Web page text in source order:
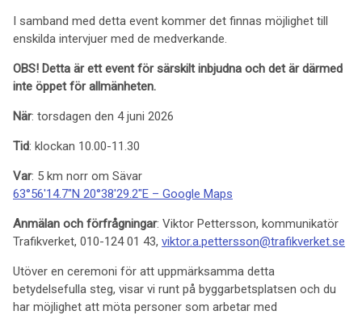
I samband med detta event kommer det finnas möjlighet till
enskilda intervjuer med de medverkande.
OBS! Detta är ett event för särskilt inbjudna och det är därmed
inte öppet för allmänheten.
När: torsdagen den 4 juni 2026
Tid: klockan 10.00-11.30
Var: 5 km norr om Sävar
63°56'14.7"N 20°38'29.2"E – Google Maps
Anmälan och förfrågningar: Viktor Pettersson, kommunikatör
Trafikverket, 010-124 01 43, viktor.a.pettersson@trafikverket.se
Utöver en ceremoni för att uppmärksamma detta
betydelsefulla steg, visar vi runt på byggarbetsplatsen och du
har möjlighet att möta personer som arbetar med